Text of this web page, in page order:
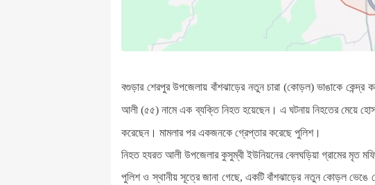
বগুড়ার শেরপুর উপজেলায় বাঁশঝাড়ের নতুন চারা (কোড়ল) ভাঙাকে কেন্দ্র
আলী (৫৫) নামে এক ব্যক্তি নিহত হয়েছেন। এ ঘটনায় নিহতের মেয়ে
করেছেন। মামলার পর একজনকে গ্রেপ্তার করেছে পুলিশ।
নিহত হযরত আলী উপজেলার কুসুম্বী ইউনিয়নের বেলঘড়িয়া গ্রামের মৃত
পুলিশ ও স্থানীয় সূত্রে জানা গেছে, একটি বাঁশঝাড়ের নতুন কোড়ল ভেঙে